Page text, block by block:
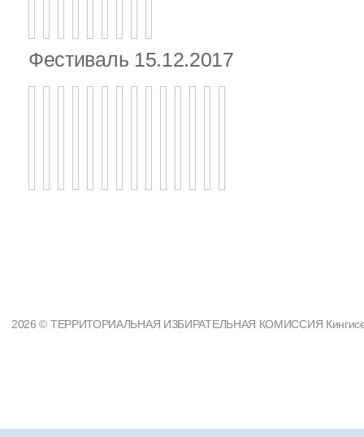
Фестиваль 15.12.2017
2026 © ТЕРРИТОРИАЛЬНАЯ ИЗБИРАТЕЛЬНАЯ КОМИССИЯ